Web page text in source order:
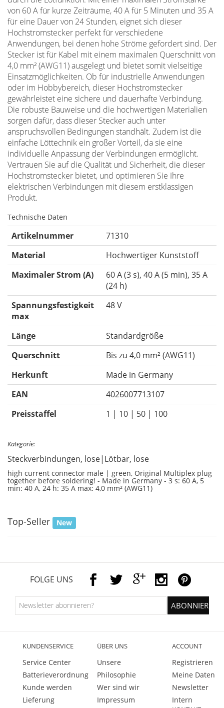
von 60 A für kurze Zeiträume, 40 A für 5 Minuten und 35 A
für eine Dauer von 24 Stunden, eignet sich dieser
Hochstromstecker perfekt für verschiedene
Anwendungen, bei denen hohe Ströme gefordert sind. Der
Stecker ist für Kabel mit einem maximalen Querschnitt von
4,0 mm² (AWG11) ausgelegt und bietet somit vielseitige
Einsatzmöglichkeiten. Ob für industrielle Anwendungen
oder im Hobbybereich, dieser Hochstromstecker
gewährleistet eine sichere und dauerhafte Verbindung.
Die robuste Bauweise und die hochwertigen Materialien
sorgen dafür, dass dieser Stecker auch unter
anspruchsvollen Bedingungen standhält. Zudem ist die
einfache Löttechnik ein großer Vorteil, da sie eine
individuelle Anpassung der Verbindungen ermöglicht.
Vertrauen Sie auf die Qualität und Sicherheit, die dieser
Hochstromstecker bietet, und optimieren Sie Ihre
elektrischen Verbindungen mit diesem erstklassigen
Produkt.
Technische Daten
Artikelnummer
71310
Material
Hochwertiger Kunststoff
Maximaler Strom (A)
60 A (3 s), 40 A (5 min), 35 A
(24 h)
Spannungsfestigkeit
max
48 V
Länge
Standardgröße
Querschnitt
Bis zu 4,0 mm² (AWG11)
Herkunft
Made in Germany
EAN
4026007713107
Preisstaffel
1 | 10 | 50 | 100
Kategorie:
Steckverbindungen, lose|Lötbar, lose
high current connector male | green, Original Multiplex plug
together before soldering! - Made in Germany - 3 s: 60 A, 5
min: 40 A, 24 h: 35 A max: 4,0 mm² (AWG11)
Top-Seller New
FOLGE UNS
KUNDENSERVICE
Service Center
Batterieverordnung
Kunde werden
Lieferung
ÜBER UNS
Unsere
Philosophie
Wer sind wir
Impressum
ACCOUNT
Registrieren
Meine Daten
Newsletter
Intern